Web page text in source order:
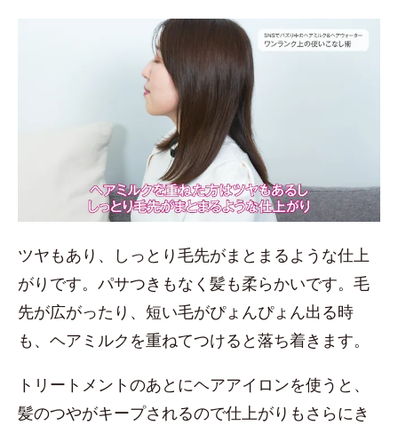
ツヤもあり、しっとり毛先がまとまるような仕上
がりです。パサつきもなく髪も柔らかいです。毛
先が広がったり、短い毛がぴょんぴょん出る時
も、ヘアミルクを重ねてつけると落ち着きます。
トリートメントのあとにヘアアイロンを使うと、
髪のつやがキープされるので仕上がりもさらにき